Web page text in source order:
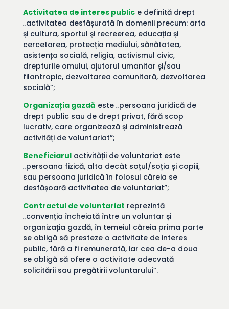
Activitatea de interes publice definită drept
„activitatea desfășurată în domenii precum: arta
și cultura, sportul și recreerea, educația și
cercetarea, protecția mediului, sănătatea,
asistența socială, religia, activismul civic,
drepturile omului, ajutorul umanitar și/sau
filantropic, dezvoltarea comunitară, dezvoltarea
socială”;
Organizația gazdă este „persoana juridică de
drept public sau de drept privat, fără scop
lucrativ, care organizează și administrează
activități de voluntariat”;
Beneficiarulactivității de voluntariat este
„persoana fizică, alta decât soțul/soția și copiii,
sau persoana juridică în folosul căreia se
desfășoară activitatea de voluntariat”;
Contractul de voluntariat reprezintă
„convenția încheiată între un voluntar și
organizația gazdă, în temeiul căreia prima parte
se obligă să presteze o activitate de interes
public, fără a fi remunerată, iar cea de-a doua
se obligă să ofere o activitate adecvată
solicitării sau pregătirii voluntarului”.